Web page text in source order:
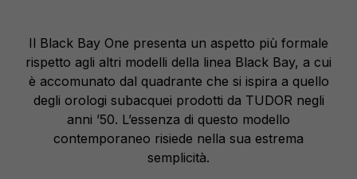
Il Black Bay One presenta un aspetto più formale
rispetto agli altri modelli della linea Black Bay, a cui
è accomunato dal quadrante che si ispira a quello
degli orologi subacquei prodotti da TUDOR negli
anni ’50. L’essenza di questo modello
contemporaneo risiede nella sua estrema
semplicità.